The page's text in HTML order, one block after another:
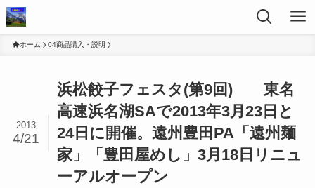
ホーム 04商品購入・説明
浜松餃子フェスタ(第9回) 東名
高速浜名湖SAで2013年3月23日と
24日に開催。遠州豊田PA「遠州麺
家」「豊田屋めし」3月18日リニュ
ーアルオープン
2013
4/21